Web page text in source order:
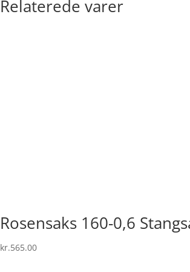
Relaterede varer
Rosensaks 160-0,6
kr.565.00